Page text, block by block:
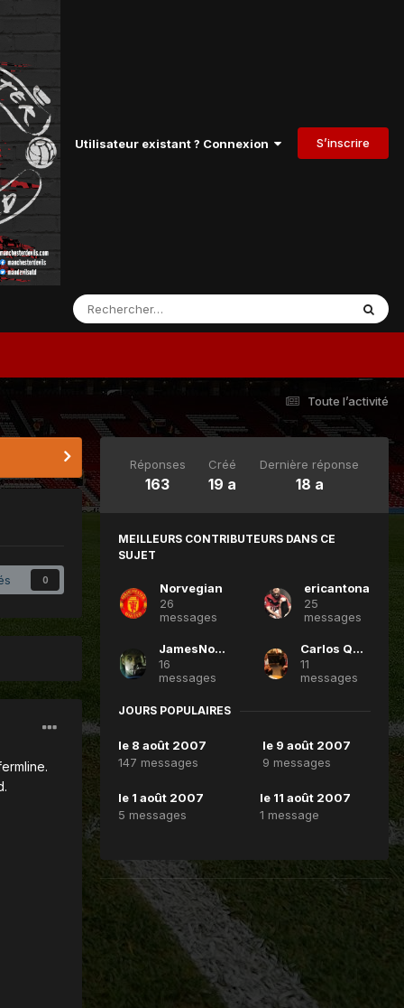
Utilisateur existant ? Connexion S’inscrire
Toute l’activité
0
Réponses
163
Créé
19 a
Dernière réponse
18 a
MEILLEURS CONTRIBUTEURS DANS CE
SUJET
Norvegian
26
messages
ericantona
25
messages
JamesNoone
16
messages
Carlos Queiroz
11
messages
JOURS POPULAIRES
le 8 août 2007
147 messages
le 9 août 2007
9 messages
le 1 août 2007
5 messages
le 11 août 2007
1 message